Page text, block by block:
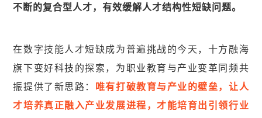
不断的复合型人才，有效缓解人才结构性短缺问题。
在数字技能人才短缺成为普遍挑战的今天，十方融海
旗下变好科技的探索，为职业教育与产业变革同频共
振提供了新思路：
唯有打破教育与产业的壁垒，让人
才培养真正融入产业发展进程，才能培育出引领行业